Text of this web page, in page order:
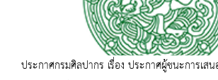
ประกาศกรมศิลปากร เรื่อง ประกาศผู้ชนะการเ